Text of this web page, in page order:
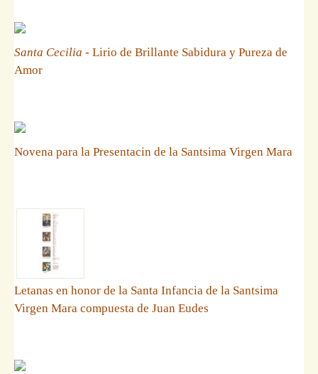
Santa Cecilia - Lirio de Brillante Sabidura y Pureza de
Amor
Novena para la Presentacin de la Santsima Virgen Mara
Letanas en honor de la Santa Infancia de la Santsima
Virgen Mara compuesta de Juan Eudes